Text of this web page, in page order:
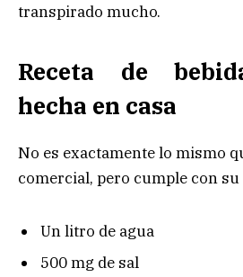
transpirado mucho.
Receta de
hecha en casa
No es exactamente lo mismo
comercial, pero cumple con
Un litro de agua
500 mg de sal